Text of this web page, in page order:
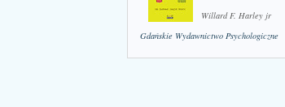
Willard F. Harley jr
Gdańskie Wydawnictwo Psychologiczne